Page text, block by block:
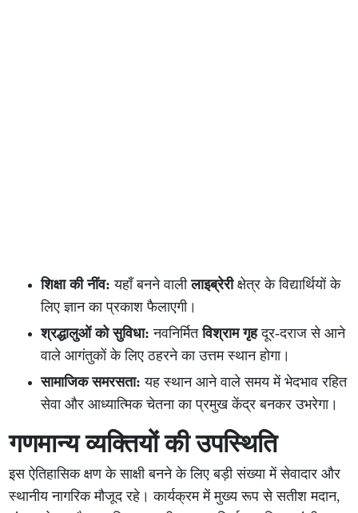
शिक्षा की नींव: यहाँ बनने वालीलाइब्रेरीक्षेत्र के विद्यार्थियों के
लिए ज्ञान का प्रकाश फैलाएगी।
श्रद्धालुओं को सुविधा: नवनिर्मितविश्राम गृहदूर-दराज से आने
वाले आगंतुकों के लिए ठहरने का उत्तम स्थान होगा।
सामाजिक समरसता: यह स्थान आने वाले समय में भेदभाव रहित
सेवा और आध्यात्मिक चेतना का प्रमुख केंद्र बनकर उभरेगा।
गणमान्य व्यक्तियों की उपस्थिति
इस ऐतिहासिक क्षण के साक्षी बनने के लिए बड़ी संख्या में सेवादार और
स्थानीय नागरिक मौजूद रहे। कार्यक्रम में मुख्य रूप से सतीश मदान,